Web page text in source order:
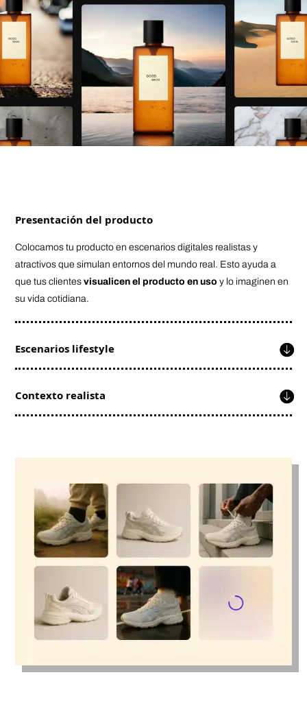
Presentación del producto
Colocamos tu producto en escenarios digitales realistas y
atractivos que simulan entornos del mundo real. Esto ayuda a
que tus clientesvisualicen el producto en uso y lo imaginen en
su vida cotidiana.
Escenarios lifestyle
Contexto realista